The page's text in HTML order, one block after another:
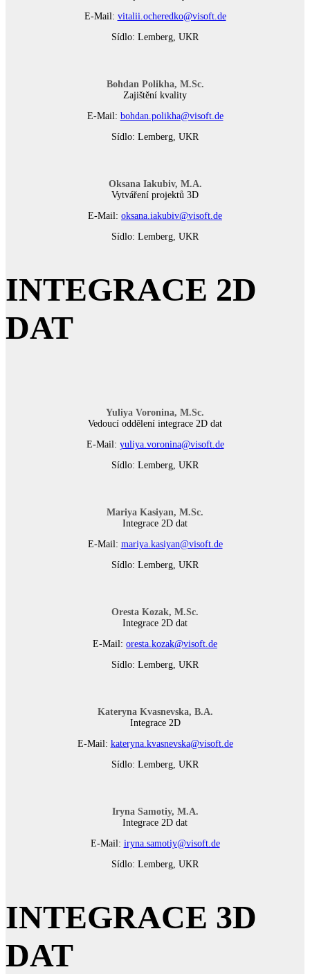
E-Mail: vitalii.ocheredko@visoft.de
Sídlo: Lemberg, UKR
Bohdan Polikha, M.Sc.
Zajištění kvality
E-Mail: bohdan.polikha@visoft.de
Sídlo: Lemberg, UKR
Oksana Iakubiv, M.A.
Vytváření projektů 3D
E-Mail: oksana.iakubiv@visoft.de
Sídlo: Lemberg, UKR
INTEGRACE 2D
DAT
Yuliya Voronina, M.Sc.
Vedoucí oddělení integrace 2D dat
E-Mail: yuliya.voronina@visoft.de
Sídlo: Lemberg, UKR
Mariya Kasiyan, M.Sc.
Integrace 2D dat
E-Mail: mariya.kasiyan@visoft.de
Sídlo: Lemberg, UKR
Oresta Kozak, M.Sc.
Integrace 2D dat
E-Mail: oresta.kozak@visoft.de
Sídlo: Lemberg, UKR
Kateryna Kvasnevska, B.A.
Integrace 2D
E-Mail: kateryna.kvasnevska@visoft.de
Sídlo: Lemberg, UKR
Iryna Samotiy, M.A.
Integrace 2D dat
E-Mail: iryna.samotiy@visoft.de
Sídlo: Lemberg, UKR
INTEGRACE 3D
DAT